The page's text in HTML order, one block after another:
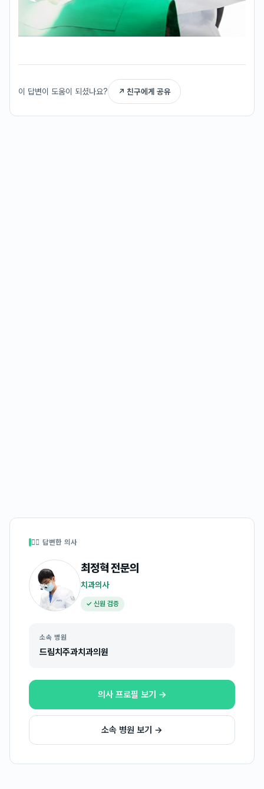
이 답변이 도움이 되셨나요? ↗ 친구에게 공유
👩‍⚕️ 답변한 의사
최정혁전문의
치과의사
✓ 신원 검증
소속 병원
드림치주과치과의원
의사 프로필 보기 →
소속 병원 보기 →